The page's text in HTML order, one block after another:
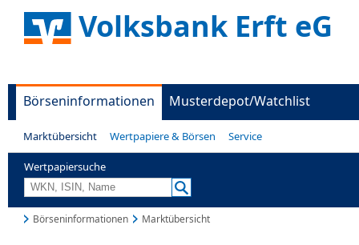
Volksbank Erft eG
Börseninformationen Musterdepot/Watchlist
Marktübersicht Wertpapiere & Börsen Service
Wertpapiersuche
Börseninformationen Marktübersicht